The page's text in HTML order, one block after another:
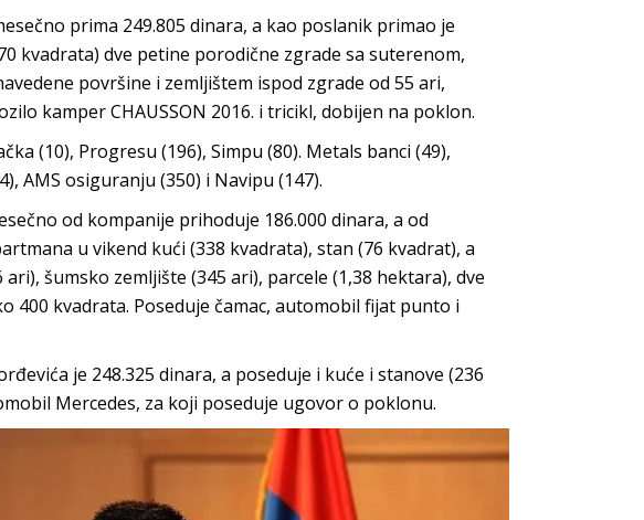
prima 249.805 dinara, a kao poslanik primao je
kvadrata) dve petine porodične zgrade sa suterenom,
površine i zemljištem ispod zgrade od 55 ari,
kamper CHAUSSON 2016. i tricikl, dobijen na poklon.
(10), Progresu (196), Simpu (80). Metals banci (49),
AMS osiguranju (350) i Navipu (147).
od kompanije prihoduje 186.000 dinara, a od
u vikend kući (338 kvadrata), stan (76 kvadrat), a
šumsko zemljište (345 ari), parcele (1,38 hektara), dve
400 kvadrata. Poseduje čamac, automobil fijat punto i
je 248.325 dinara, a poseduje i kuće i stanove (236
Mercedes, za koji poseduje ugovor o poklonu.